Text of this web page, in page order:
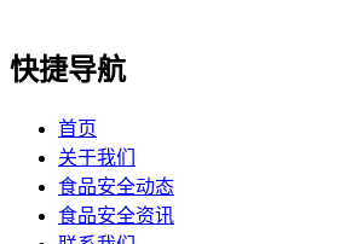
快捷导航
首页
关于我们
食品安全动态
食品安全资讯